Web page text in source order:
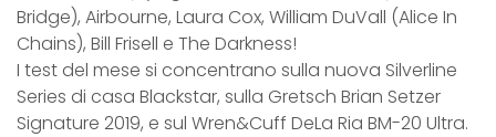
Bridge), Airbourne, Laura Cox, William DuVall (Alice In
Chains), Bill Frisell e The Darkness!
I test del mese si concentrano sulla nuova Silverline
Series di casa Blackstar, sulla Gretsch Brian Setzer
Signature 2019, e sul Wren&Cuff DeLa Ria BM-20 Ultra.